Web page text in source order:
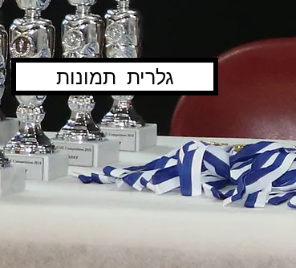
גלרית תמונות